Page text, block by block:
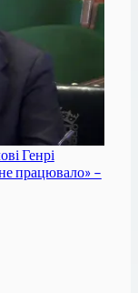
Генрі
працювало» –